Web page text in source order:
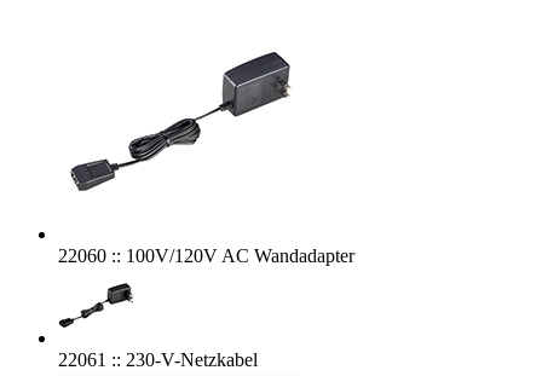
22060 :: 100V/120V AC Wandadapter
22061 :: 230-V-Netzkabel